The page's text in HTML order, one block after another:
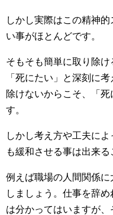
しかし実際はこの精神
い事がほとんどです。
そもそも簡単に取り除
「死にたい」と深刻に
除けないからこそ、「
す。
しかし考え方や工夫に
も緩和させる事は出来る
例えば職場の人間関係
しましょう。仕事を辞
は分かってはいますが